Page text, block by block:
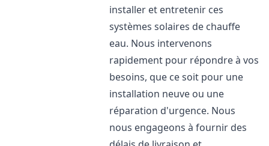
installer et entretenir ces
systèmes solaires de chauffe
eau. Nous intervenons
rapidement pour répondre à vos
besoins, que ce soit pour une
installation neuve ou une
réparation d'urgence. Nous
nous engageons à fournir des